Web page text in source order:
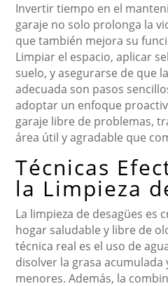
Invertir tiempo en el
garaje no solo prolonga la
que también mejora su
Limpiar el espacio, aplicar
suelo, y asegurarse de que
adecuada son pasos
adoptar un enfoque
garaje libre de problemas,
área útil y agradable que
Técnicas
la Limpieza
La limpieza de desagües es
hogar saludable y libre de
técnica real es el uso de
disolver la grasa
menores. Además, la